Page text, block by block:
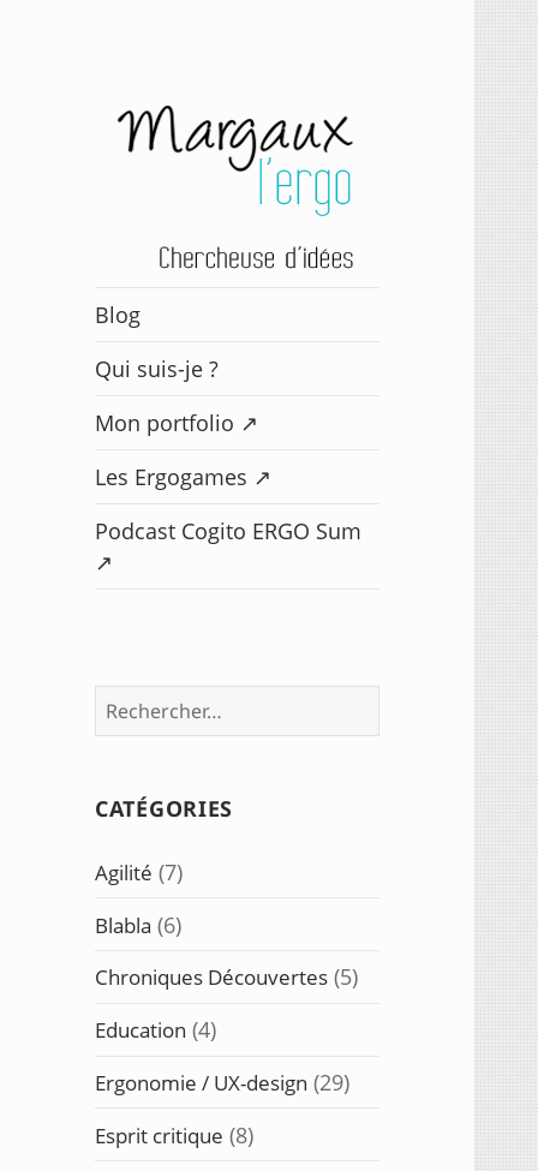
Blog
Qui suis-je ?
Mon portfolio ↗️
Les Ergogames ↗️
Podcast Cogito ERGO Sum
↗️
Rechercher :
CATÉGORIES
Agilité (7)
Blabla (6)
Chroniques Découvertes (5)
Education (4)
Ergonomie / UX-design (29)
Esprit critique (8)